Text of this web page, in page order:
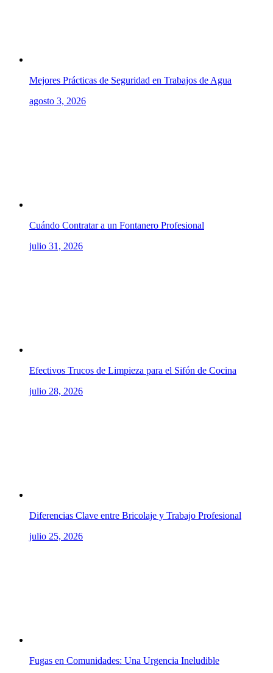
Mejores Prácticas de Seguridad en Trabajos de Agua
agosto 3, 2026
Cuándo Contratar a un Fontanero Profesional
julio 31, 2026
Efectivos Trucos de Limpieza para el Sifón de Cocina
julio 28, 2026
Diferencias Clave entre Bricolaje y Trabajo Profesional
julio 25, 2026
Fugas en Comunidades: Una Urgencia Ineludible